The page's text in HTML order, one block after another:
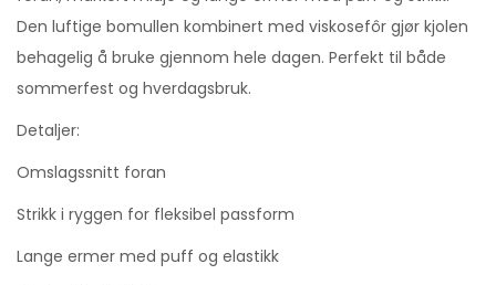
Den luftige bomullen kombinert med viskosefôr gjør kjolen
behagelig å bruke gjennom hele dagen. Perfekt til både
sommerfest og hverdagsbruk.
Detaljer:
Omslagssnitt foran
Strikk i ryggen for fleksibel passform
Lange ermer med puff og elastikk